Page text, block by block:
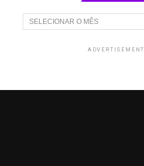
Arquivos
ADVERTISEMENT